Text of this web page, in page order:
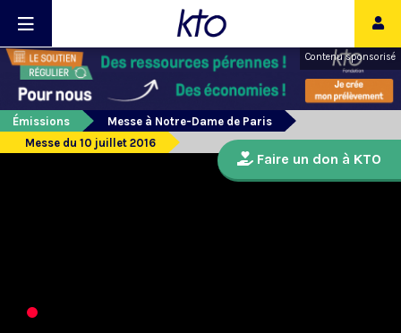
Contenu sponsorisé
Émissions
Messe à Notre-Dame de Paris
Messe du 10 juillet 2016
Faire un don à KTO